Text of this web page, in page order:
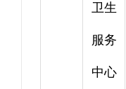
卫生
服务
中心